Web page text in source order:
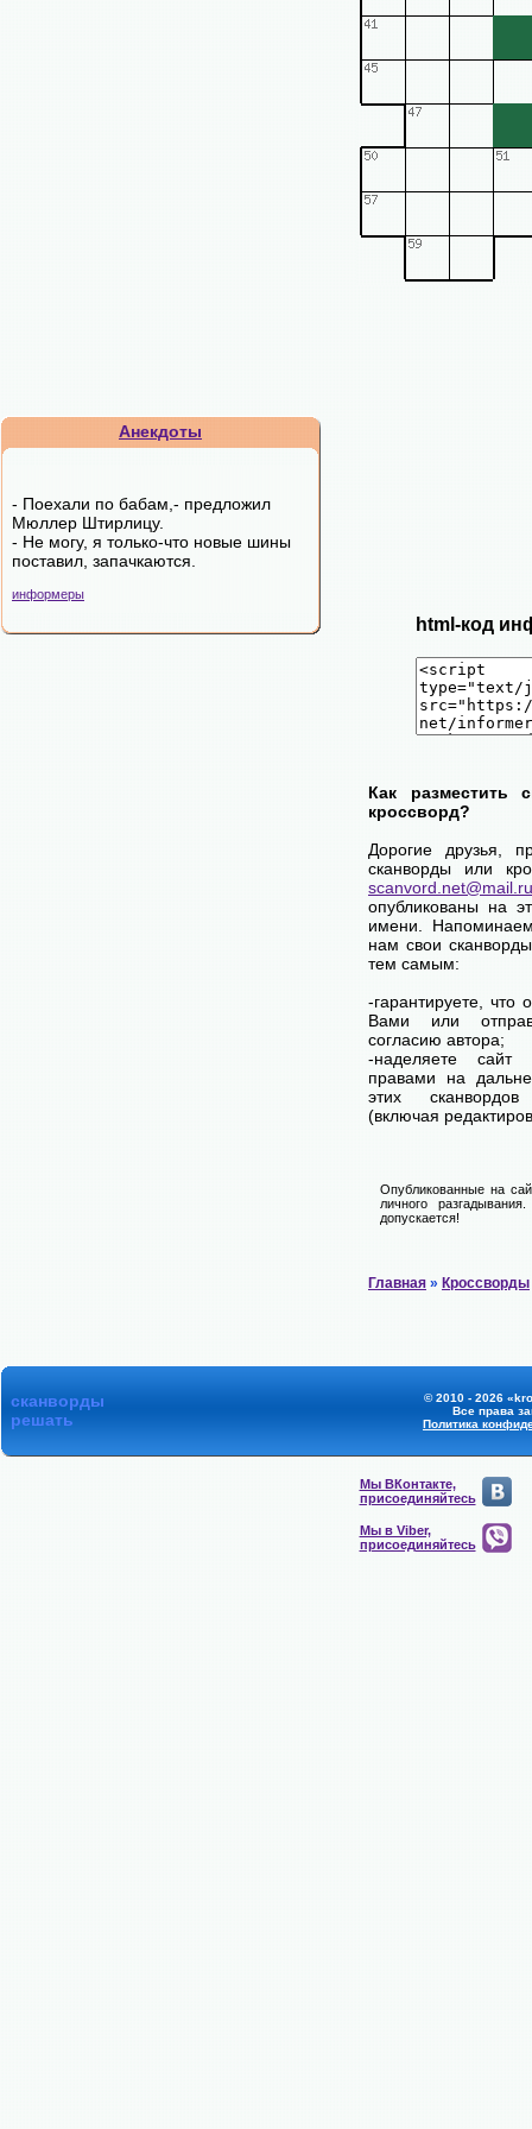
Анекдоты
- Поехали по бабам,- пpедложил
Мюллеp Штиpлицy.
- Hе могy, я только-что новые шины
поставил, запачкаются.
информеры
html-код
Как разместить
кроссворд?
Дорогие друзья,
сканворды или
scanvord.net@mail.ru
опубликованы на
имени.
нам свои
тем самым:
-гарантируете, что
Вами или
согласию автора;
-наделяете сайт
правами на
этих
(включая
Опубликованные на
личного
допускается!
Главная » Кроссворды
сканворды
решать
© 2010 - 2026
Все права
Политика
Мы ВКонтакте,
присоединяйтесь
Мы в Viber,
присоединяйтесь